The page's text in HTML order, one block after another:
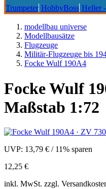
Trumpeter HobbyBoss Heller
modellbau universe
Modellbausätze
Flugzeuge
Militär-Flugzeuge bis
Focke Wulf 190A4
Focke Wulf
Maßstab 1:72
UVP: 13,79 € / 11% sparen
12,25 €
inkl. MwSt. zzgl.